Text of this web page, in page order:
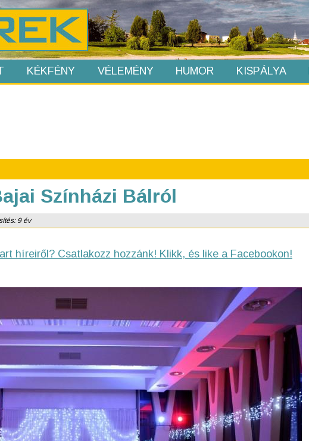
KÉKFÉNY VÉLEMÉNY HUMOR KISPÁLYA
Színházi Bálról
9 év
híreiről? Csatlakozz hozzánk! Klikk, és like a Facebookon!